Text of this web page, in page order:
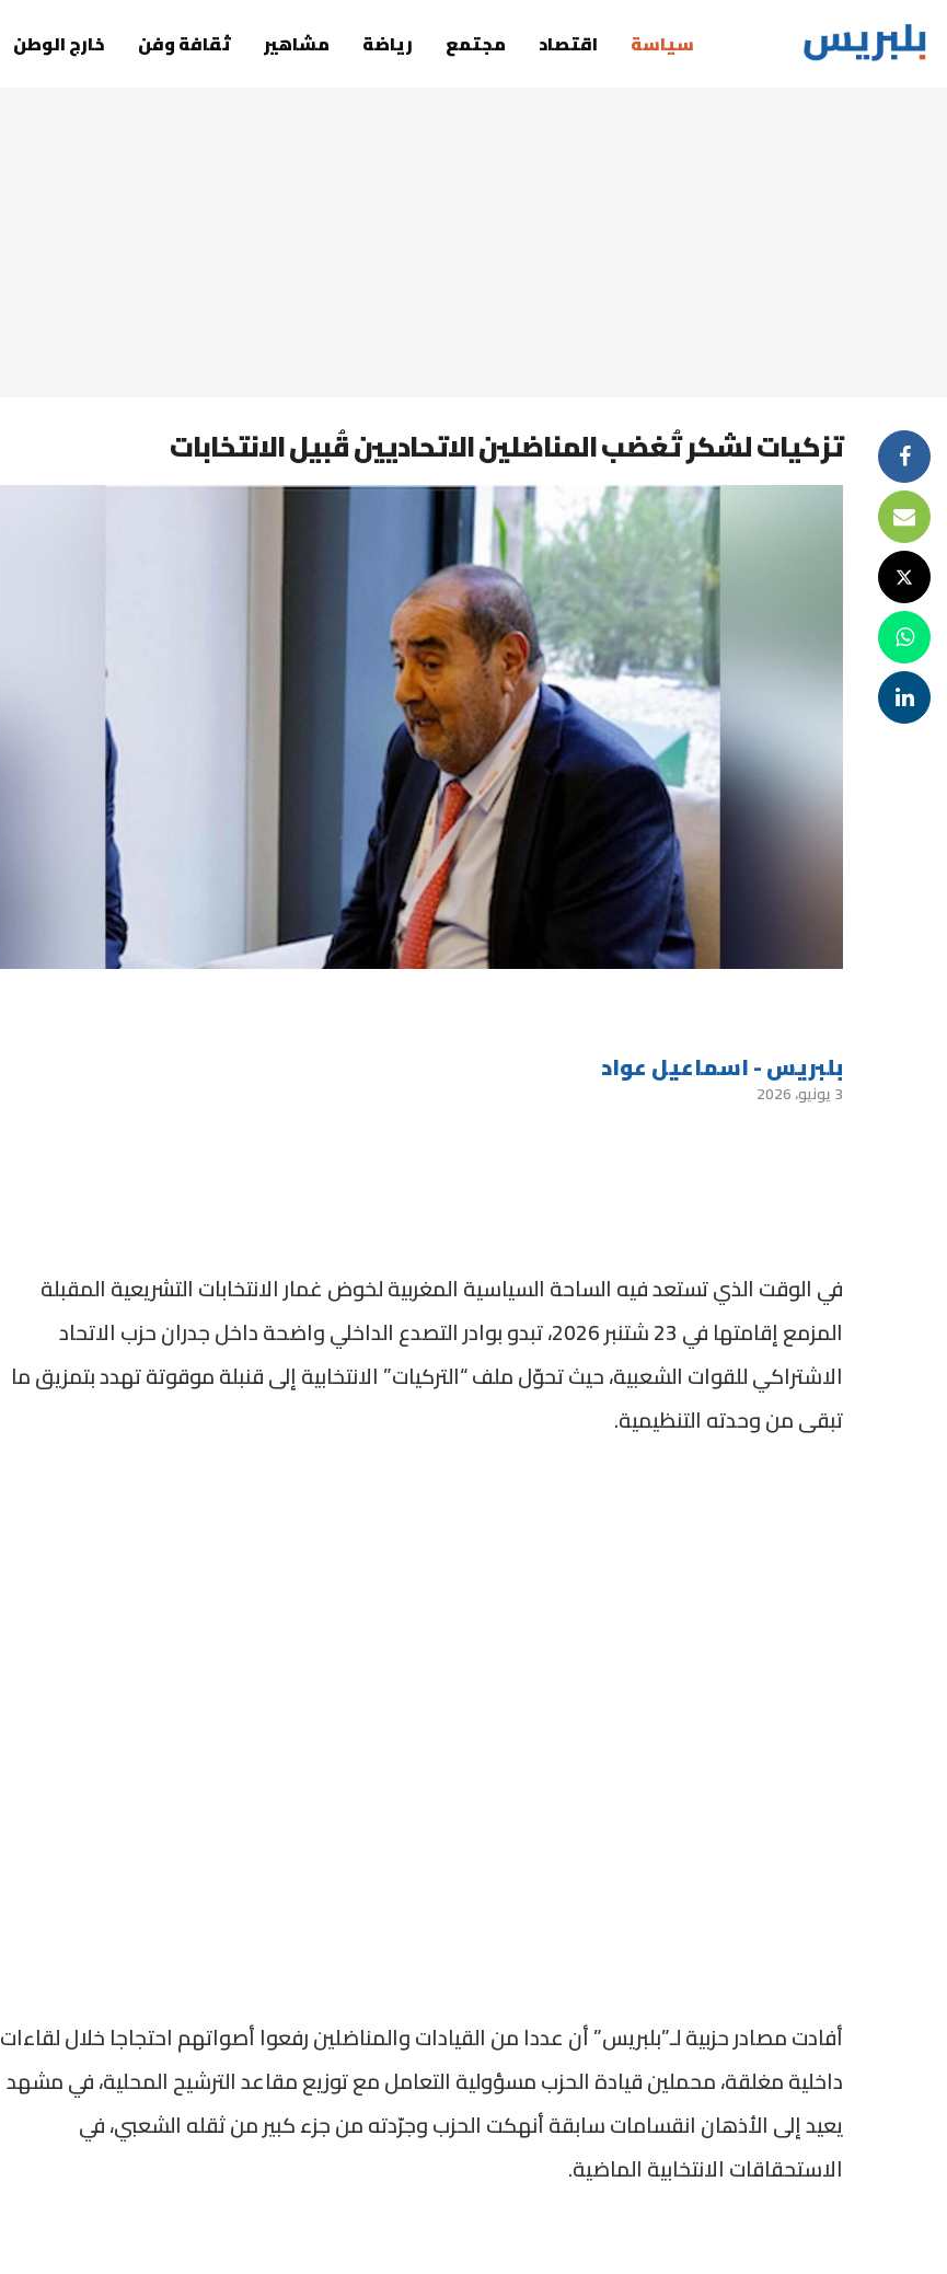
سياسة اقتصاد مجتمع رياضة مشاهير ثقافة وفن خارج الوطن
تزكيات لشكر تُغضب المناضلين الاتحاديين قُبيل الانتخابات
بلبريس - اسماعيل عواد
3 يونيو، 2026
في الوقت الذي تستعد فيه الساحة السياسية المغربية لخوض غمار الانتخابات التشريعية المقبلة
المزمع إقامتها في 23 شتنبر 2026، تبدو بوادر التصدع الداخلي واضحة داخل جدران حزب الاتحاد
الاشتراكي للقوات الشعبية، حيث تحوّل ملف “التركيات” الانتخابية إلى قنبلة موقوتة تهدد بتمزيق ما
تبقى من وحدته التنظيمية.
أفادت مصادر حزبية لـ”بلبريس” أن عددا من القيادات والمناضلين رفعوا أصواتهم احتجاجا خلال لقاءات
داخلية مغلقة، محملين قيادة الحزب مسؤولية التعامل مع توزيع مقاعد الترشيح المحلية، في مشهد
يعيد إلى الأذهان انقسامات سابقة أنهكت الحزب وجرّدته من جزء كبير من ثقله الشعبي، في
الاستحقاقات الانتخابية الماضية.